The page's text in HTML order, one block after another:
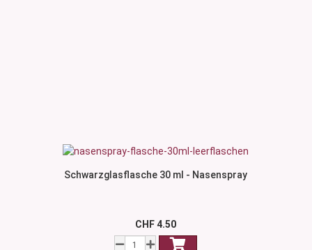
Schwarzglasflasche 30 ml - Nasenspray
CHF 4.50